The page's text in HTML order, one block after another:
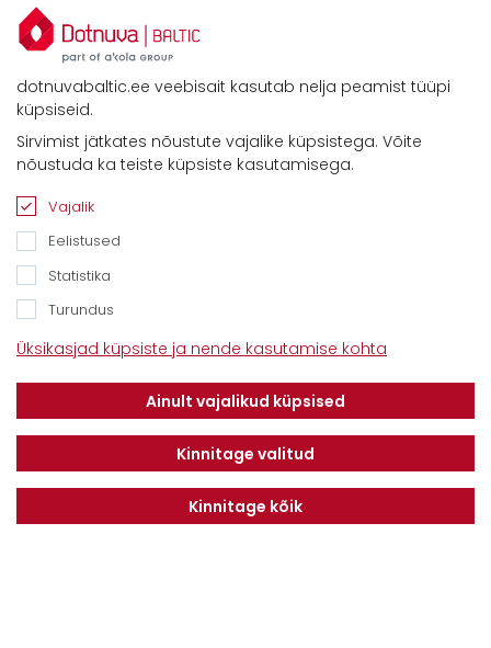
Kontaktid
Savimäe 7, Vahi 60534, Tartu vald
Tel. 6612800
E-mail:
Klientidele
Meist
Kontaktid
Teenindus
Finantseerimine
Privaatsuseeskiri
Liitu uudiskirjaga
dotnuvabaltic.ee veebisait kasutab nelja peamist tüüpi
küpsiseid.
Sirvimist jätkates nõustute vajalike küpsistega. Võite
nõustuda ka teiste küpsiste kasutamisega.
Vajalik
Eelistused
Statistika
Turundus
Üksikasjad küpsiste ja nende kasutamise kohta
Ainult vajalikud küpsised
Kinnitage valitud
Kinnitage kõik